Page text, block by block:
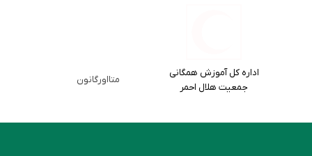
اداره کل آموزش همگانی
جمعیت هلال احمر
متااورگانون